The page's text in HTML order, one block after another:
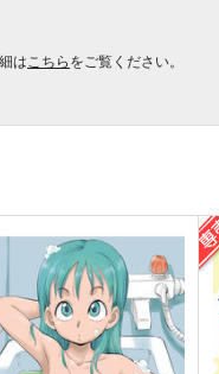
は こちらをご覧ください。